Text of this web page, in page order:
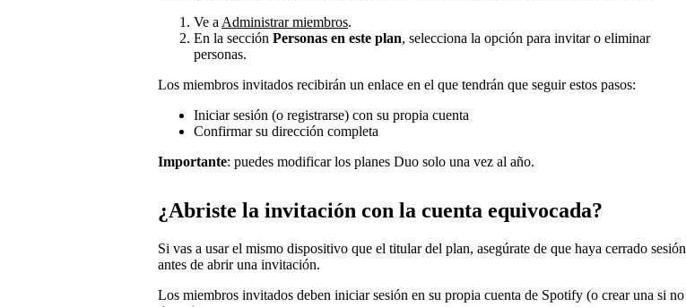
Ve a Administrar miembros.
En la sección Personas en este plan, selecciona la opción para invitar o eliminar
personas.
Los miembros invitados recibirán un enlace en el que tendrán que seguir estos pasos:
Iniciar sesión (o registrarse) con su propia cuenta
Confirmar su dirección completa
Importante: puedes modificar los planes Duo solo una vez al año.
¿Abriste la invitación con la cuenta equivocada?
Si vas a usar el mismo dispositivo que el titular del plan, asegúrate de que haya cerrado sesión
antes de abrir una invitación.
Los miembros invitados deben iniciar sesión en su propia cuenta de Spotify (o crear una si no